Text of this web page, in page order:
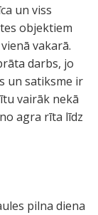
un viss
objektiem
vakarā.
darbs, jo
un satiksme ir
vairāk nekā
agra rīta līdz
pilna diena